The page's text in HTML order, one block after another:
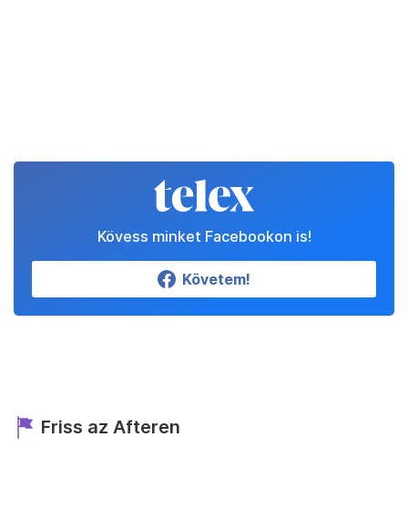
Kövess minket Facebookon is!
Követem!
Friss az Afteren